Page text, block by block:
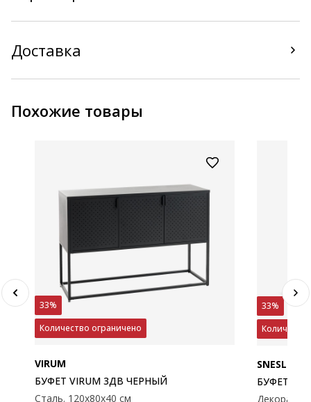
Доставка
Похожие товары
33%
Количество ограничено
VIRUM
БУФЕТ VIRUM 3ДВ ЧЕРНЫЙ
Сталь. 120x80x40 см
33%
SNESLEV
БУФЕТ